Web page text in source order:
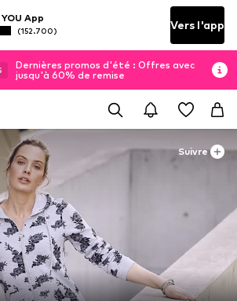
App
(152.700) Vers l'app
Dernières promos d'été : Offres avec
jusqu'à 60% de remise
Suivre